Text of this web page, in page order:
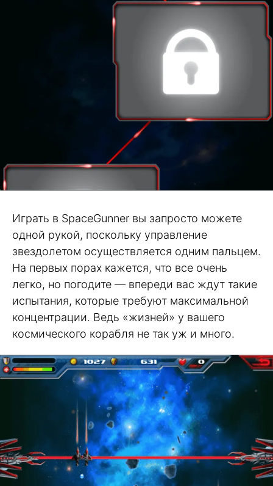
Играть в SpaceGunner вы запросто можете
одной рукой, поскольку управление
звездолетом осуществляется одним пальцем.
На первых порах кажется, что все очень
легко, но погодите — впереди вас ждут такие
испытания, которые требуют максимальной
концентрации. Ведь «жизней» у вашего
космического корабля не так уж и много.